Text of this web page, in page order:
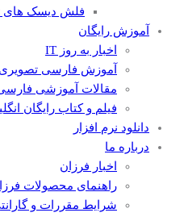
فلش دیسک
آموزش رایگان
اخبار به روز IT
آموزش فارسی تصویری
مقالات آموزشی
فیلم و کتاب رایگان
دانلود نرم افزار
درباره ما
اخبار فرزان
راهنمای محصولات
شرایط مقررات و